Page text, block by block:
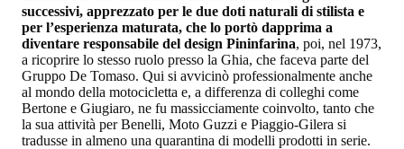
successivi, apprezzato per le due doti naturali di stilista e
per l’esperienza maturata, che lo portò dapprima a
diventare responsabile del design Pininfarina, poi, nel 1973,
a ricoprire lo stesso ruolo presso la Ghia, che faceva parte del
Gruppo De Tomaso. Qui si avvicinò professionalmente anche
al mondo della motocicletta e, a differenza di colleghi come
Bertone e Giugiaro, ne fu massicciamente coinvolto, tanto che
la sua attività per Benelli, Moto Guzzi e Piaggio-Gilera si
tradusse in almeno una quarantina di modelli prodotti in serie.